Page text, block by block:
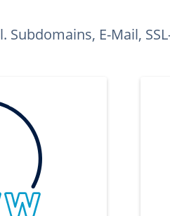
Subdomains, E-Mail,